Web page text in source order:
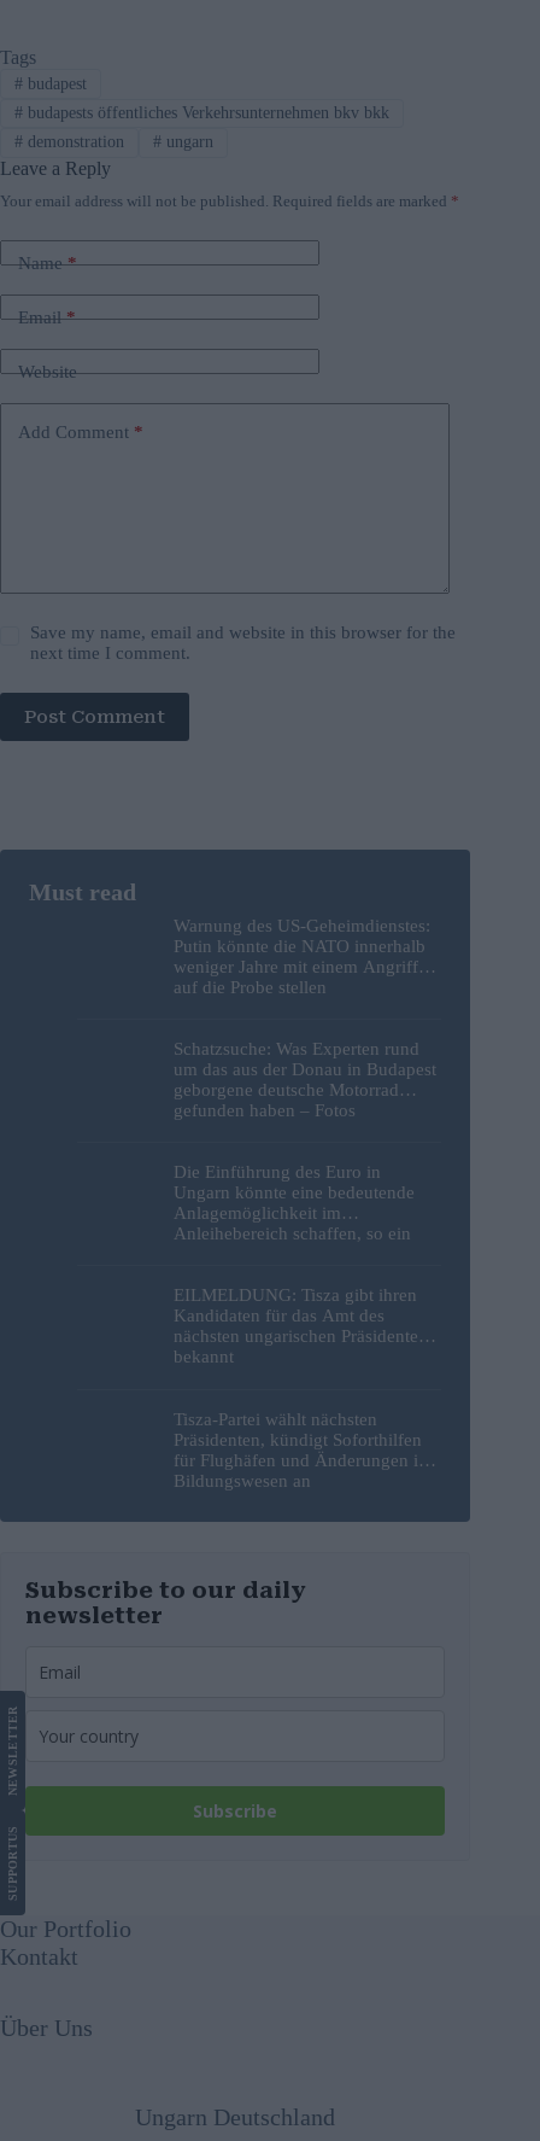
Tags
#budapest
#budapests öffentliches Verkehrsunternehmen bkv bkk
#demonstration #ungarn
Leave a Reply
Your email address will not be published. Required fields are marked *
Name*
Email*
Website
Add Comment *
Save my name, email and website in this browser for the
next time I comment.
Post Comment
Warnung des US-Geheimdienstes:
Putin könnte die NATO innerhalb
weniger Jahre mit einem Angriff
auf die Probe stellen
Schatzsuche: Was Experten rund
um das aus der Donau in Budapest
geborgene deutsche Motorrad
gefunden haben – Fotos
Die Einführung des Euro in
Ungarn könnte eine bedeutende
Anlagemöglichkeit im
Anleihebereich schaffen, so ein
EILMELDUNG: Tisza gibt ihren
Kandidaten für das Amt des
nächsten ungarischen Präsidenten
bekannt
Tisza-Partei wählt nächsten
Präsidenten, kündigt Soforthilfen
für Flughäfen und Änderungen im
Bildungswesen an
Subscribe to our daily
newsletter
Subscribe
SUPPORT
US
NEWS
LETTER
Our Portfolio
Kontakt
Über Uns
Ungarn Deutschland